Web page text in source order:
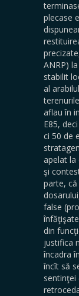
plecase
ANRP)
stabilit
al
aflau în
E85,
ci 50 de
apelat la
şi
parte,
false
din
justifica
încadra
încît să
sentinţei